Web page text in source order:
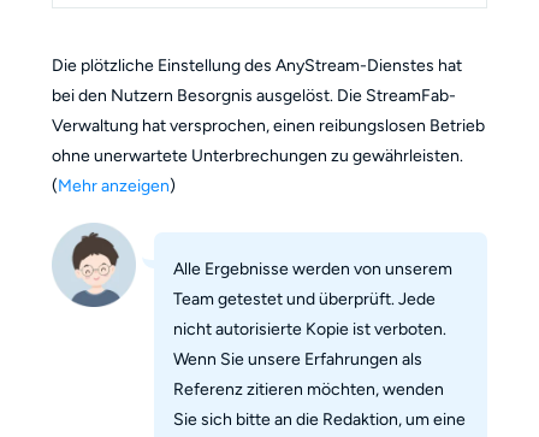
Die plötzliche Einstellung des AnyStream-Dienstes hat
bei den Nutzern Besorgnis ausgelöst. Die StreamFab-
Verwaltung hat versprochen, einen reibungslosen Betrieb
ohne unerwartete Unterbrechungen zu gewährleisten.
(Mehr anzeigen)
Alle Ergebnisse werden von unserem
Team getestet und überprüft. Jede
nicht autorisierte Kopie ist verboten.
Wenn Sie unsere Erfahrungen als
Referenz zitieren möchten, wenden
Sie sich bitte an die Redaktion, um eine